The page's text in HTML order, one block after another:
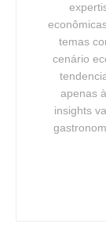
temas
cenário
apenas
insights